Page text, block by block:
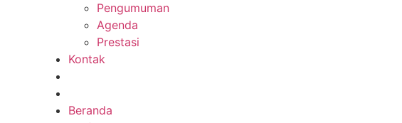
Pengumuman
Agenda
Prestasi
Kontak
Beranda